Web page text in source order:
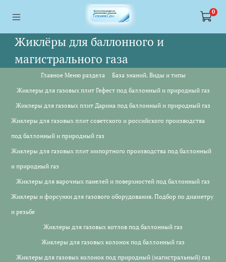
0
Жиклёры для баллонного и
магистрального газа
Главное Меню раздела
База знаний. Виды и типы
Жиклеры для газовых плит Гефест под баллонный и природный газ
Жиклеры для газовых плит Дарина под баллонный и природный газ
Жиклеры для газовых плит советского и российского производства
под баллонный и природный газ
Жиклеры для газовых плит импортного производства под баллонный
и природный газ
Жиклеры для варочных панелей и поверхностей под баллонный газ
Жиклеры и форсунки для газового оборудования. Подбор по диаметру
и резьбе
Жиклеры для газовых котлов под баллонный газ
Жиклеры для газовых колонок под баллонный газ
Жиклеры для газовых колонок под природный (магистральный) газ
<a href="https://webmaster.yandex.ru/siteinfo/?site=https://
<a href="https://webmaster.yandex.ru/siteinfo/?site=https://